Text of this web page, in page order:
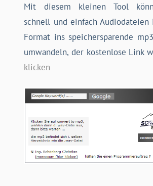
Mit diesem kleinen Tool
schnell und einfach Audiodateien
Format ins speichersparende
umwandeln, der kostenlose Link
klicken